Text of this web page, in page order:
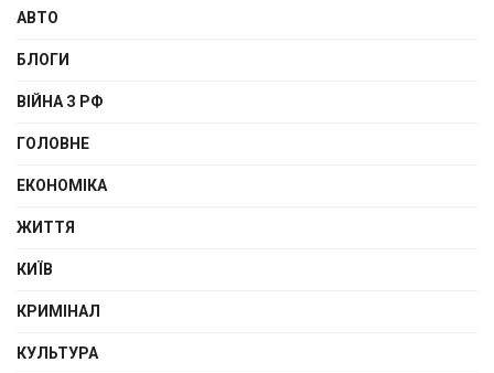
АВТО
БЛОГИ
ВІЙНА З РФ
ГОЛОВНЕ
ЕКОНОМІКА
ЖИТТЯ
КИЇВ
КРИМІНАЛ
КУЛЬТУРА